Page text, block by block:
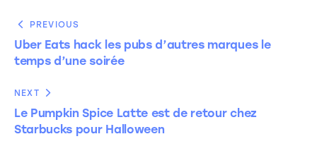
PREVIOUS
Uber Eats hack les pubs d’autres marques le
temps d’une soirée
NEXT
Le Pumpkin Spice Latte est de retour chez
Starbucks pour Halloween